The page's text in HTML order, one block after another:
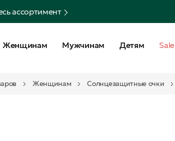
ассортимент
Женщинам Мужчинам Детям Sale
Женщинам Солнцезащитные очки